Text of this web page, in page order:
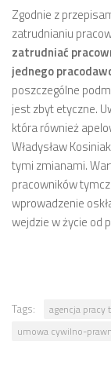
Zgodnie z
zatrudnianiu
zatrudniać
jednego
poszczególne
jest zbyt etyczne.
która również
Władysław
tymi zmianami.
pracowników
wprowadzenie
wejdzie w życie od
Tags: agencja pracy
umowa cywilno-